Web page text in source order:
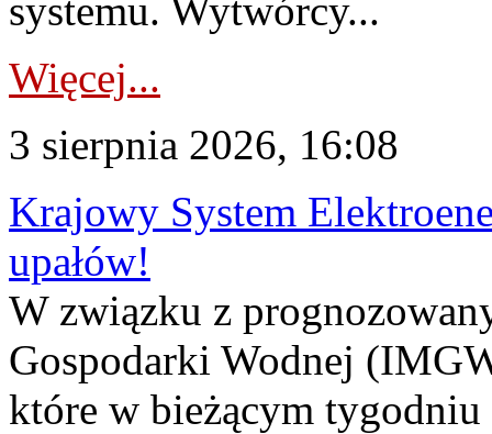
systemu. Wytwórcy...
Więcej...
3 sierpnia 2026, 16:08
Krajowy System
upałów!
W związku z
Gospodarki Wodnej
które w bieżącym tygodniu